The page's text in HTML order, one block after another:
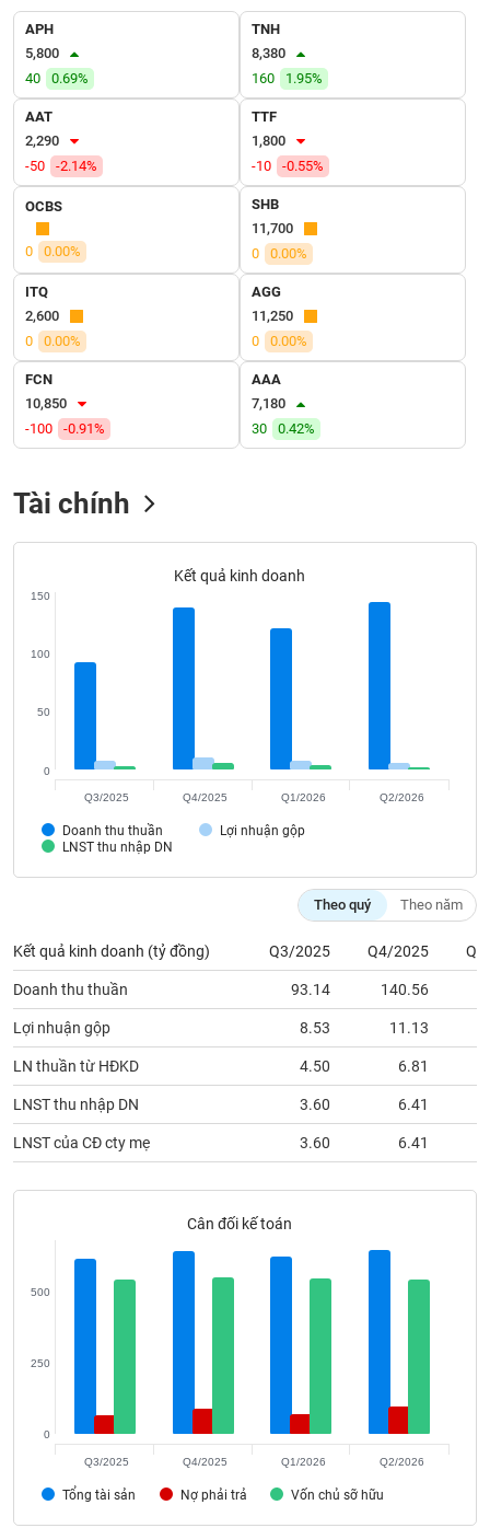
APH
5,800
40
0.69%
TNH
8,380
160
1.95%
AAT
2,290
-50
-2.14%
TTF
1,800
-10
-0.55%
OCBS
0 0.00%
SHB
11,700
0
0.00%
ITQ
2,600
0
0.00%
AGG
11,250
0
0.00%
FCN
10,850
-100
-0.91%
AAA
7,180
30
0.42%
Tài chính
Kết quả kinh doanh
Doanh thu thuần
Lợi nhuận gộp
LNST thu nhập DN
0
50
100
150
Q3/2025 Q4/2025 Q1/2026 Q2/2026
Theo quý Theo năm
Kết quả kinh doanh (tỷ đồng) Q3/2025 Q4/2025
Doanh thu thuần 93.14 140.56
Lợi nhuận gộp 8.53 11.13
LN thuần từ HĐKD 4.50 6.81
LNST thu nhập DN 3.60 6.41
LNST của CĐ cty mẹ 3.60 6.41
Cân đối kế toán
Tổng tài sản Nợ phải trả Vốn chủ sỡ hữu
0
250
500
Q3/2025 Q4/2025 Q1/2026 Q2/2026
VỤ
TRUYỀN
THÔNG
TIỆN
ÍCH
BẤT
ĐỘNG
SẢN
Mã
chứng
khoán
(-)
Tất cả Cổ phiếu
(-)
Người liên quan
tức
của
tác
Báo
cáo
phân
tích
(-)
Thuật
ngữ
(-)
Dịch
Sách